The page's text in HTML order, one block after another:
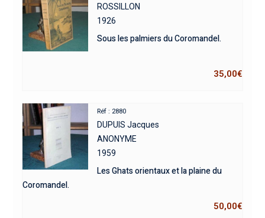
ROSSILLON
1926
Sous les palmiers du Coromandel.
35,00€
Réf : 2880
DUPUIS Jacques
ANONYME
1959
Les Ghats orientaux et la plaine du
Coromandel.
50,00€